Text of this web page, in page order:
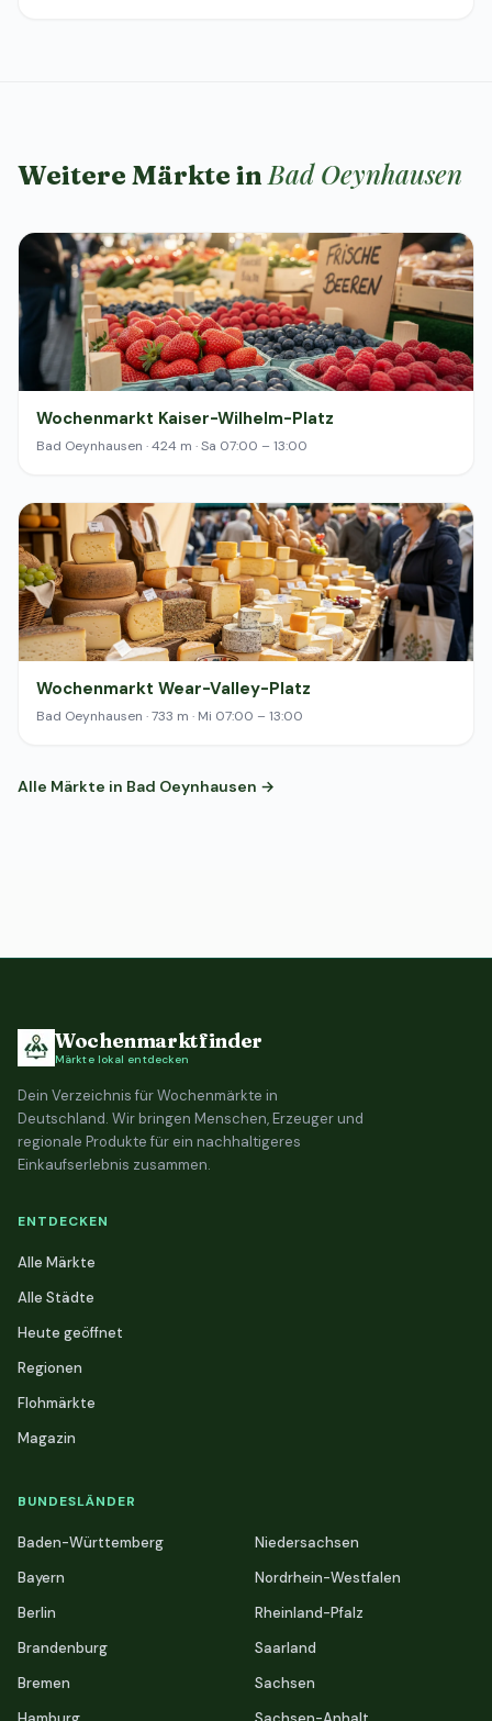
Weitere Märkte inBad Oeynhausen
Wochenmarkt Kaiser-Wilhelm-Platz
Bad Oeynhausen · 424 m · Sa 07:00 – 13:00
Wochenmarkt Wear-Valley-Platz
Bad Oeynhausen · 733 m · Mi 07:00 – 13:00
Alle Märkte in Bad Oeynhausen →
Wochenmarktfinder
Märkte lokal entdecken
Dein Verzeichnis für Wochenmärkte in
Deutschland. Wir bringen Menschen, Erzeuger und
regionale Produkte für ein nachhaltigeres
Einkaufserlebnis zusammen.
ENTDECKEN
Alle Märkte
Alle Städte
Heute geöffnet
Regionen
Flohmärkte
Magazin
BUNDESLÄNDER
Baden-Württemberg
Bayern
Berlin
Brandenburg
Bremen
Niedersachsen
Nordrhein-Westfalen
Rheinland-Pfalz
Saarland
Sachsen